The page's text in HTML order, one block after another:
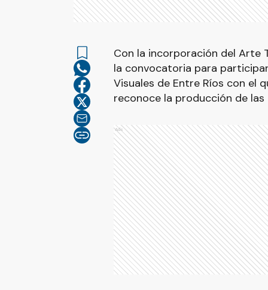
Con la incorporación del Arte
la convocatoria para
Visuales de Entre Ríos con el
reconoce la producción de
Ads